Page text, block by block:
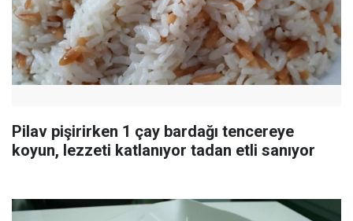
Pilav pişirirken 1 çay bardağı tencereye
koyun, lezzeti katlanıyor tadan etli sanıyor